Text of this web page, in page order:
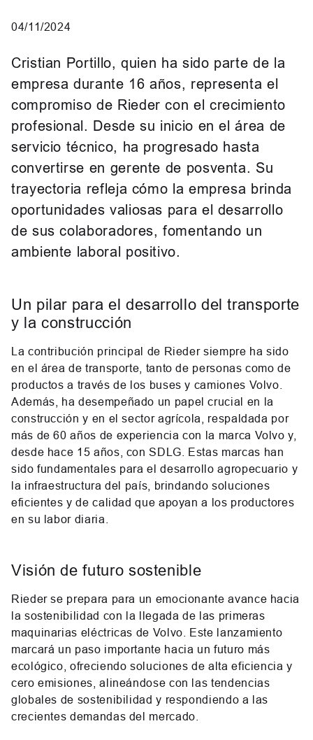
04/11/2024
Cristian Portillo, quien ha sido parte de la
empresa durante 16 años, representa el
compromiso de Rieder con el crecimiento
profesional. Desde su inicio en el área de
servicio técnico, ha progresado hasta
convertirse en gerente de posventa. Su
trayectoria refleja cómo la empresa brinda
oportunidades valiosas para el desarrollo
de sus colaboradores, fomentando un
ambiente laboral positivo.
Un pilar para el desarrollo del transporte
y la construcción
La contribución principal de Rieder siempre ha sido
en el área de transporte, tanto de personas como de
productos a través de los buses y camiones Volvo.
Además, ha desempeñado un papel crucial en la
construcción y en el sector agrícola, respaldada por
más de 60 años de experiencia con la marca Volvo y,
desde hace 15 años, con SDLG. Estas marcas han
sido fundamentales para el desarrollo agropecuario y
la infraestructura del país, brindando soluciones
eficientes y de calidad que apoyan a los productores
en su labor diaria.
Visión de futuro sostenible
Rieder se prepara para un emocionante avance hacia
la sostenibilidad con la llegada de las primeras
maquinarias eléctricas de Volvo. Este lanzamiento
marcará un paso importante hacia un futuro más
ecológico, ofreciendo soluciones de alta eficiencia y
cero emisiones, alineándose con las tendencias
globales de sostenibilidad y respondiendo a las
crecientes demandas del mercado.